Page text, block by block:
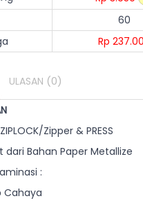
60
Rp
ULASAN (0)
Zipper & PRESS
Bahan Paper Metallize
:
Cahaya